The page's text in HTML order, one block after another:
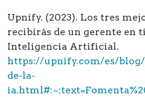
Upnify. (2023). Los tres
recibirás de un gerente en
Inteligencia Artificial.
https://upnify.com/es/
de-la-